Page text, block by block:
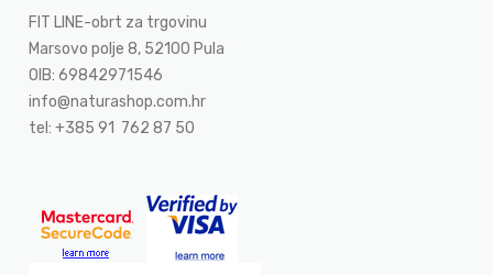
FIT LINE-obrt za trgovinu
Marsovo polje 8, 52100 Pula
OIB: 69842971546
info@naturashop.com.hr
tel: +385 91 762 87 50